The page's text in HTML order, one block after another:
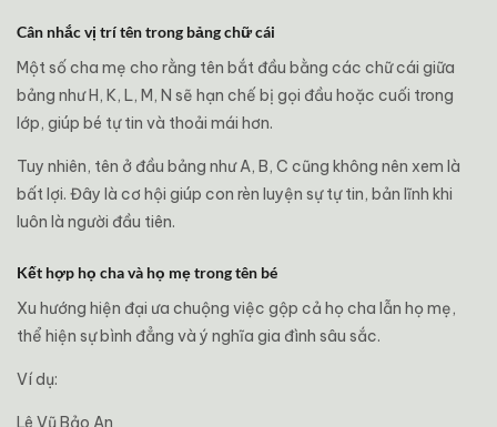
Cân nhắc vị trí tên trong bảng chữ cái
Một số cha mẹ cho rằng tên bắt đầu bằng các chữ cái giữa
bảng như H, K, L, M, N sẽ hạn chế bị gọi đầu hoặc cuối trong
lớp, giúp bé tự tin và thoải mái hơn.
Tuy nhiên, tên ở đầu bảng như A, B, C cũng không nên xem là
bất lợi. Đây là cơ hội giúp con rèn luyện sự tự tin, bản lĩnh khi
luôn là người đầu tiên.
Kết hợp họ cha và họ mẹ trong tên bé
Xu hướng hiện đại ưa chuộng việc gộp cả họ cha lẫn họ mẹ,
thể hiện sự bình đẳng và ý nghĩa gia đình sâu sắc.
Ví dụ:
Lê Vũ Bảo An